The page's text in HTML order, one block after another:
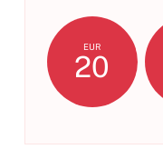
EUR
20